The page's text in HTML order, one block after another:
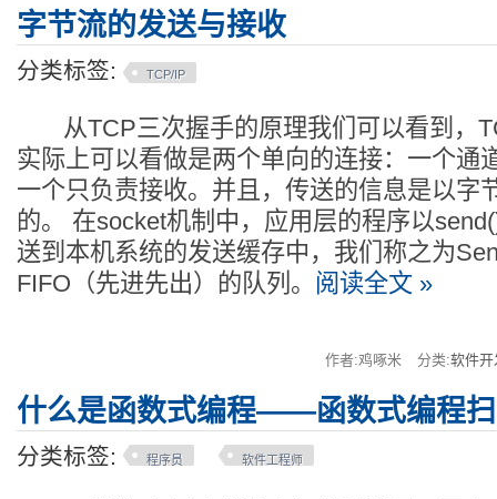
字节流的发送与接收
分类标签: TCP/IP
从TCP三次握手的原理我们可以看到，
实际上可以看做是两个单向的连接：一个通
一个只负责接收。并且，传送的信息是以字
的。 在socket机制中，应用层的程序以
送到本机系统的发送缓存中，我们称之为
FIFO（先进先出）的队列。 阅读全文 »
作者:鸡啄米 分类:软件开
什么是函数式编程——函数式编程
分类标签: 程序员 软件工程师